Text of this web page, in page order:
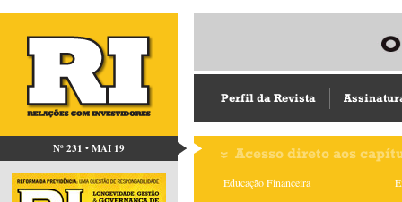
Nº 231 • MAI 19
Perfil da Revista
Acesso direto aos
Educação Financeira